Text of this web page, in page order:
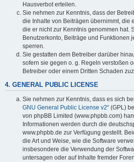
Hausverbot erteilen.
Sie nehmen zur Kenntnis, dass der
die Inhalte von Beiträgen übernimmt, die
die er nicht zur Kenntnis genommen hat.
Benutzerkonto, Beiträge und Funktionen
sperren.
Sie gestatten dem Betreiber darüber
sofern sie gegen o. g. Regeln verstoßen
Betreiber oder einem Dritten Schaden
4. GENERAL PUBLIC LICENSE
Sie nehmen zur Kenntnis, dass es sich
GNU General Public License v2“ (GPL)
von phpBB Limited (www.phpbb.com)
Informationen werden durch die
www.phpbb.de zur Verfügung gestellt.
die Art und Weise, wie die Software
insbesondere die Verwendung der
untersagen oder auf Inhalte fremder